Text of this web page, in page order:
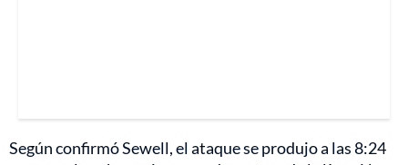
Según confirmó Sewell, el ataque se produjo a las 8:24